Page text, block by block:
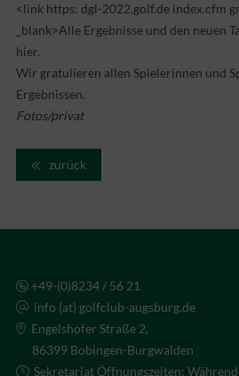
<link https: dgl-2022.golf.de index.cfm
_blank>Alle Ergebnisse und den neuen
hier.
Wir gratulieren allen Spielerinnen und
Ergebnissen.
Fotos/privat
zurück
+49-(0)8234 / 56 21
info (at) golfclub-augsburg.de
Engelshofer Straße 2,
86399 Bobingen-Burgwalden
Sekretariat Öffnungszeiten: Während